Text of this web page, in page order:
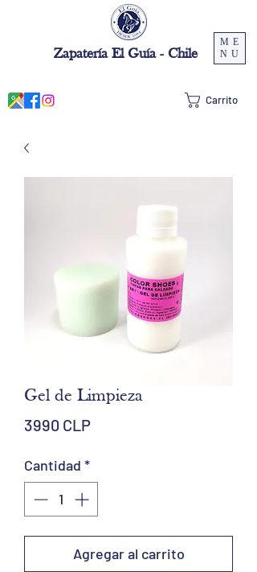
Zapatería El Guía - Chile
Carrito
ME
NU
Gel de Limpieza
3990 CLPPrecio
Cantidad *
Agregar al carrito